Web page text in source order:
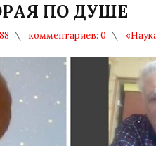
ПО ДУШЕ
комментариев: 0